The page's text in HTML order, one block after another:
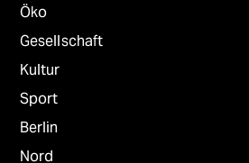
Öko
Gesellschaft
Kultur
Sport
Berlin
Nord